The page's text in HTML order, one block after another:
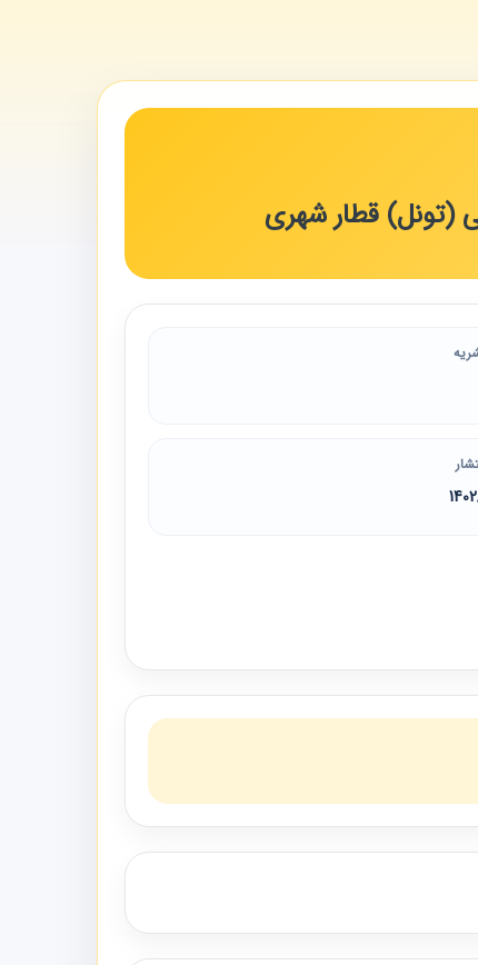
(تونل) قطار شهری